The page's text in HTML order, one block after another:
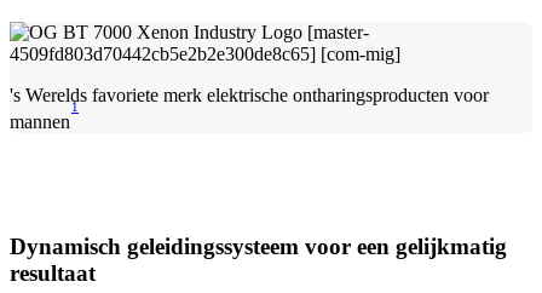
's Werelds favoriete merk elektrische ontharingsproducten voor
mannen
1
Dynamisch geleidingssysteem voor een gelijkmatig
resultaat